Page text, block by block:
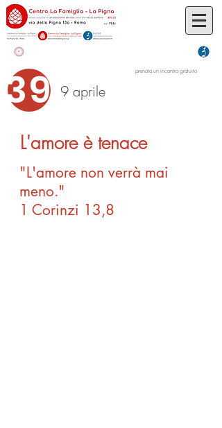
prenota un incontro gratuito
39 9 aprile
L'amore è tenace
"L'amore non verrà mai
meno."
1 Corinzi 13,8